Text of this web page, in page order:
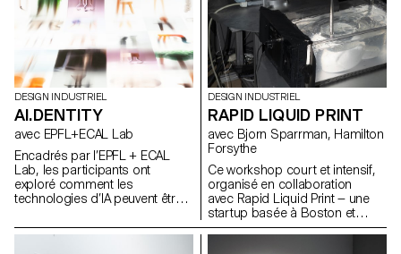
DESIGN INDUSTRIEL
AI.DENTITY
avec EPFL+ECAL Lab
Encadrés par l’EPFL + ECAL
Lab, les participants ont
exploré comment les
technologies d’IA peuvent être
produits pour améliorer la
fonctionnalité et enrichir
DESIGN INDUSTRIEL
RAPID LIQUID PRINT
avec Bjorn Sparrman, Hamilton
Forsythe
Ce workshop court et intensif,
organisé en collaboration
avec Rapid Liquid Print — une
startup basée à Boston et
issue du Self-Assembly Lab du